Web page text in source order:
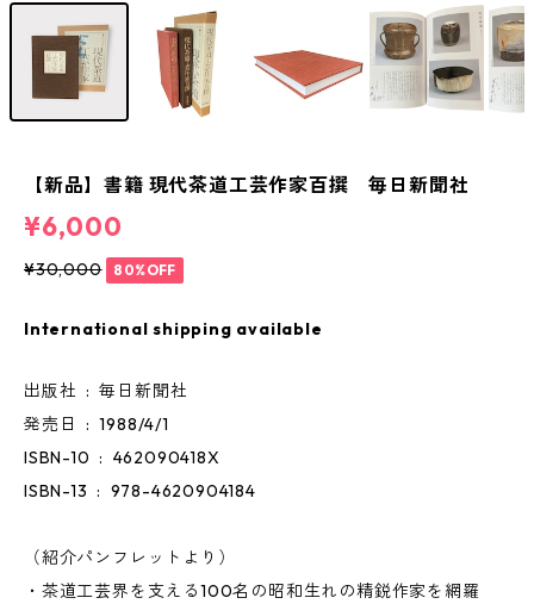
【新品】書籍 現代茶道工芸作家百撰 毎日新聞社
¥6,000
¥30,000 80%OFF
International shipping available
出版社 ‏ : ‎ 毎日新聞社
発売日 ‏ : ‎ 1988/4/1
ISBN-10 ‏ : ‎ 462090418X
ISBN-13 ‏ : ‎ 978-4620904184
（紹介パンフレットより）
・茶道工芸界を支える100名の昭和生れの精鋭作家を網羅